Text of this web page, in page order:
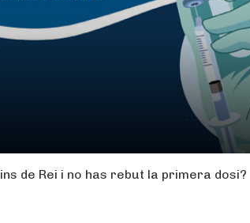
de Rei i no has rebut la primera